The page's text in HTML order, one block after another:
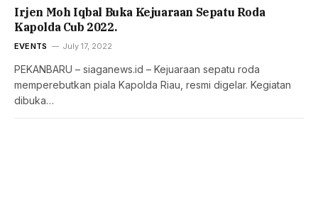
Irjen Moh Iqbal Buka Kejuaraan Sepatu Roda
Kapolda Cub 2022.
EVENTS July 17, 2022
PEKANBARU – siaganews.id – Kejuaraan sepatu roda
memperebutkan piala Kapolda Riau, resmi digelar. Kegiatan
dibuka…